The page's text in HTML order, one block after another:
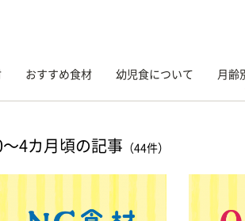
おすすめ食材 幼児食について 月齢
〜4カ月頃の記事 （44件）